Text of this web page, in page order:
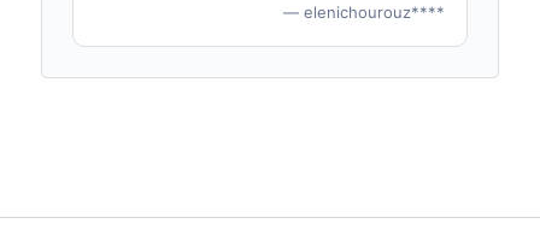
— elenichourouz****